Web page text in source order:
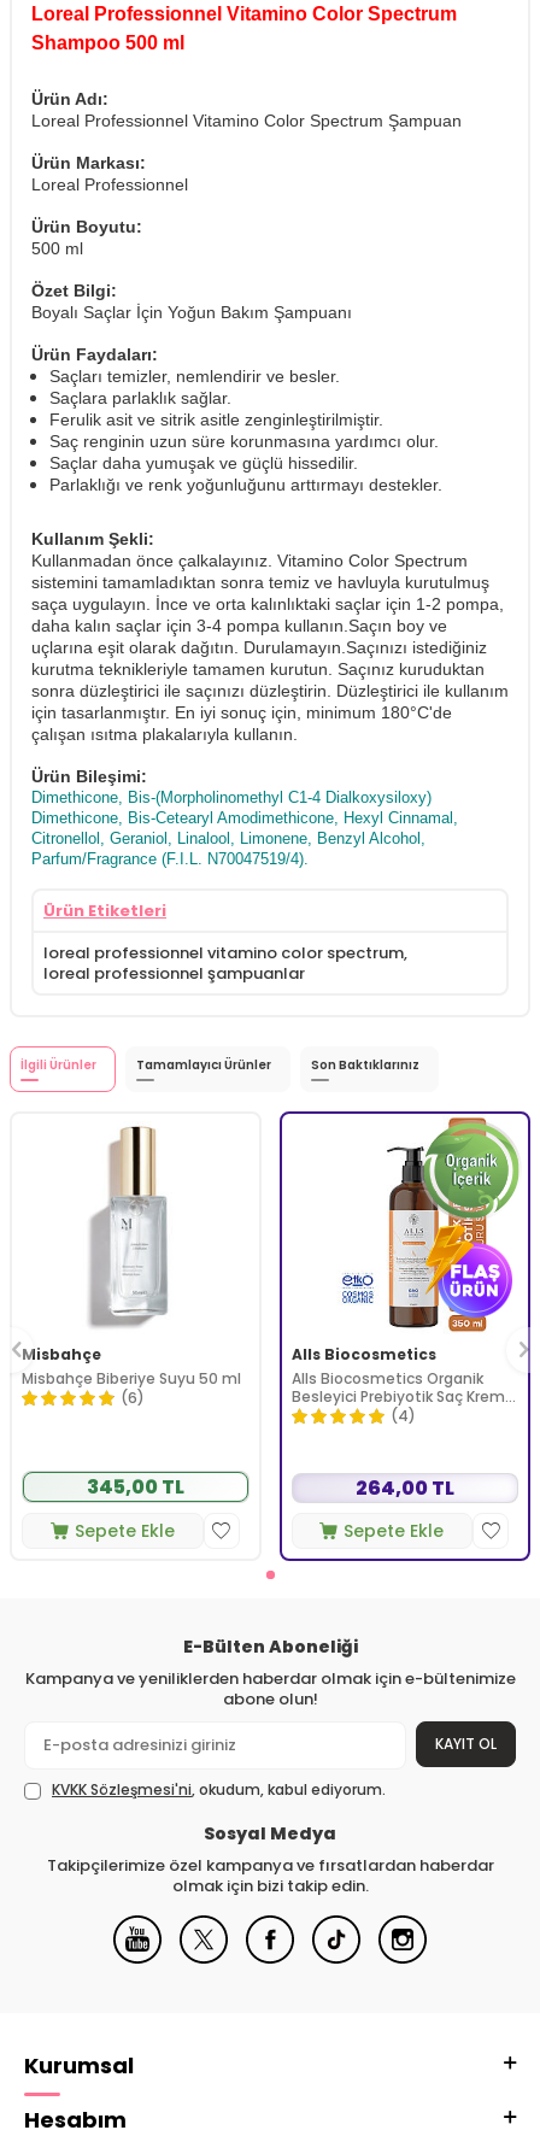
Loreal Professionnel Vitamino Color Spectrum
Shampoo 500 ml
Ürün Adı:
Loreal Professionnel Vitamino Color Spectrum Şampuan
Ürün Markası:
Loreal Professionnel
Ürün Boyutu:
500 ml
Özet Bilgi:
Boyalı Saçlar İçin Yoğun Bakım Şampuanı
Ürün Faydaları:
Saçları temizler, nemlendirir ve besler.
Saçlara parlaklık sağlar.
Ferulik asit ve sitrik asitle zenginleştirilmiştir.
Saç renginin uzun süre korunmasına yardımcı olur.
Saçlar daha yumuşak ve güçlü hissedilir.
Parlaklığı ve renk yoğunluğunu arttırmayı destekler.
Kullanım Şekli:
Kullanmadan önce çalkalayınız. Vitamino Color Spectrum
sistemini tamamladıktan sonra temiz ve havluyla kurutulmuş
saça uygulayın. İnce ve orta kalınlıktaki saçlar için 1-2 pompa,
daha kalın saçlar için 3-4 pompa kullanın.Saçın boy ve
uçlarına eşit olarak dağıtın. Durulamayın.Saçınızı istediğiniz
kurutma teknikleriyle tamamen kurutun. Saçınız kuruduktan
sonra düzleştirici ile saçınızı düzleştirin. Düzleştirici ile kullanım
için tasarlanmıştır. En iyi sonuç için, minimum 180°C'de
çalışan ısıtma plakalarıyla kullanın.
Ürün Bileşimi:
Dimethicone, Bis-(Morpholinomethyl C1-4 Dialkoxysiloxy)
Dimethicone, Bis-Cetearyl Amodimethicone, Hexyl Cinnamal,
Citronellol, Geraniol, Linalool, Limonene, Benzyl Alcohol,
Parfum/Fragrance (F.I.L. N70047519/4).
Ürün Etiketleri
loreal professionnel vitamino color spectrum,
loreal professionnel şampuanlar
İlgili Ürünler Tamamlayıcı Ürünler Son Baktıklarınız
Misbahçe
Misbahçe Biberiye Suyu 50 ml
(6)
345,00 TL
Sepete Ekle
Alls Biocosmetics
Alls Biocosmetics Organik
Besleyici Prebiyotik Saç Kremi
350 ml
(4)
264,00 TL
Sepete Ekle
E-Bülten Aboneliği
Kampanya ve yeniliklerden haberdar olmak için e-bültenimize
abone olun!
KAYIT OL
KVKK Sözleşmesi'ni, okudum, kabul ediyorum.
Sosyal Medya
Takipçilerimize özel kampanya ve fırsatlardan haberdar
olmak için bizi takip edin.
Kurumsal
Hesabım